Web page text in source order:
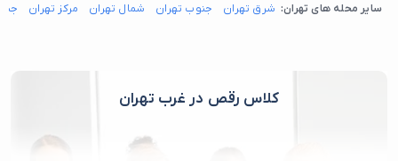
سایر محله های تهران: شرق تهران جنوب تهران شمال تهران مرکز تهران
کلاس رقص در غرب تهران